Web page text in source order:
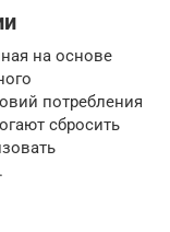
на основе
потребления
сбросить